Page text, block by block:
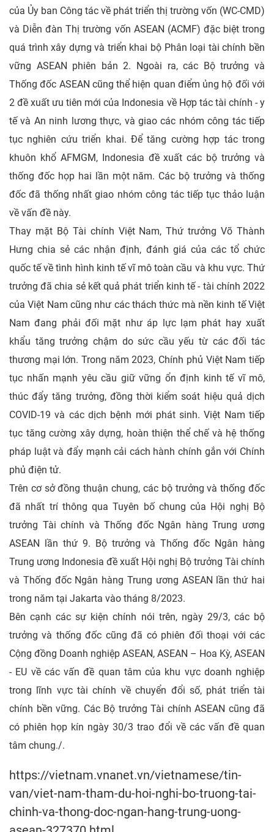
của Ủy ban Công tác về phát triển thị trường vốn (WC-CMD)
và Diễn đàn Thị trường vốn ASEAN (ACMF) đặc biệt trong
quá trình xây dựng và triển khai bộ Phân loại tài chính bền
vững ASEAN phiên bản 2. Ngoài ra, các Bộ trưởng và
Thống đốc ASEAN cũng thể hiện quan điểm ủng hộ đối với
2 đề xuất ưu tiên mới của Indonesia về Hợp tác tài chính - y
tế và An ninh lương thực, và giao các nhóm công tác tiếp
tục nghiên cứu triển khai. Để tăng cường hợp tác trong
khuôn khổ AFMGM, Indonesia đề xuất các bộ trưởng và
thống đốc họp hai lần một năm. Các bộ trưởng và thống
đốc đã thống nhất giao nhóm công tác tiếp tục thảo luận
về vấn đề này.
Thay mặt Bộ Tài chính Việt Nam, Thứ trưởng Võ Thành
Hưng chia sẻ các nhận định, đánh giá của các tổ chức
quốc tế về tình hình kinh tế vĩ mô toàn cầu và khu vực. Thứ
trưởng đã chia sẻ kết quả phát triển kinh tế - tài chính 2022
của Việt Nam cũng như các thách thức mà nền kinh tế Việt
Nam đang phải đối mặt như áp lực lạm phát hay xuất
khẩu tăng trưởng chậm do sức cầu yếu từ các đối tác
thương mại lớn. Trong năm 2023, Chính phủ Việt Nam tiếp
tục nhấn mạnh yêu cầu giữ vững ổn định kinh tế vĩ mô,
thúc đẩy tăng trưởng, đồng thời kiểm soát hiệu quả dịch
COVID-19 và các dịch bệnh mới phát sinh. Việt Nam tiếp
tục tăng cường xây dựng, hoàn thiện thể chế và hệ thống
pháp luật và đẩy mạnh cải cách hành chính gắn với Chính
phủ điện tử.
Trên cơ sở đồng thuận chung, các bộ trưởng và thống đốc
đã nhất trí thông qua Tuyên bố chung của Hội nghị Bộ
trưởng Tài chính và Thống đốc Ngân hàng Trung ương
ASEAN lần thứ 9. Bộ trưởng và Thống đốc Ngân hàng
Trung ương Indonesia đề xuất Hội nghị Bộ trưởng Tài chính
và Thống đốc Ngân hàng Trung ương ASEAN lần thứ hai
trong năm tại Jakarta vào tháng 8/2023.
Bên cạnh các sự kiện chính nói trên, ngày 29/3, các bộ
trưởng và thống đốc cũng đã có phiên đối thoại với các
Cộng đồng Doanh nghiệp ASEAN, ASEAN – Hoa Kỳ, ASEAN
- EU về các vấn đề quan tâm của khu vực doanh nghiệp
trong lĩnh vực tài chính về chuyển đổi số, phát triển tài
chính bền vững. Các Bộ trưởng Tài chính ASEAN cũng đã
có phiên họp kín ngày 30/3 trao đổi về các vấn đề quan
tâm chung./.
https://vietnam.vnanet.vn/vietnamese/tin-
van/viet-nam-tham-du-hoi-nghi-bo-truong-tai-
chinh-va-thong-doc-ngan-hang-trung-uong-